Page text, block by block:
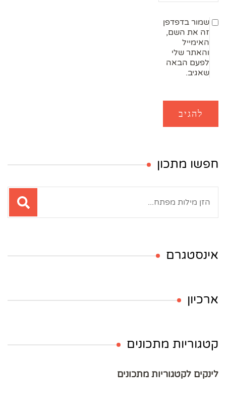
שמור בדפדפן
זה את השם,
האימייל
והאתר שלי
לפעם הבאה
שאגיב.
חפשו מתכון
אינסטגרם
ארכיון
קטגוריות מתכונים
לינקים לקטגוריות מתכונים